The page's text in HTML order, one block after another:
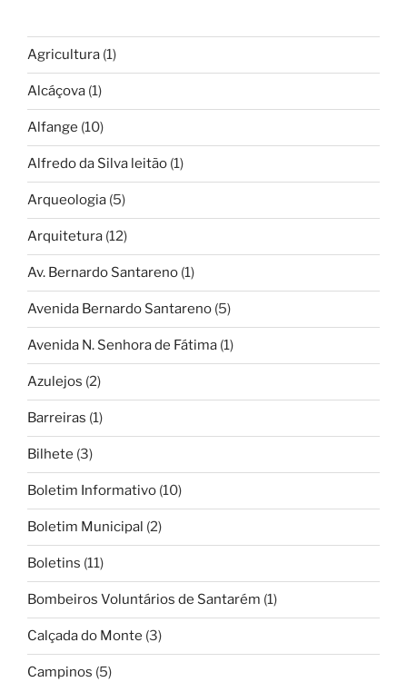
Agricultura (1)
Alcáçova (1)
Alfange (10)
Alfredo da Silva leitão (1)
Arqueologia (5)
Arquitetura (12)
Av. Bernardo Santareno (1)
Avenida Bernardo Santareno (5)
Avenida N. Senhora de Fátima (1)
Azulejos (2)
Barreiras (1)
Bilhete (3)
Boletim Informativo (10)
Boletim Municipal (2)
Boletins (11)
Bombeiros Voluntários de Santarém (1)
Calçada do Monte (3)
Campinos (5)